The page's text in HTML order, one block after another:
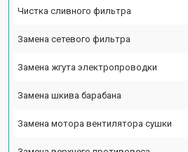
Чистка сливного фильтра
Замена сетевого фильтра
Замена жгута электропроводки
Замена шкива барабана
Замена мотора вентилятора сушки